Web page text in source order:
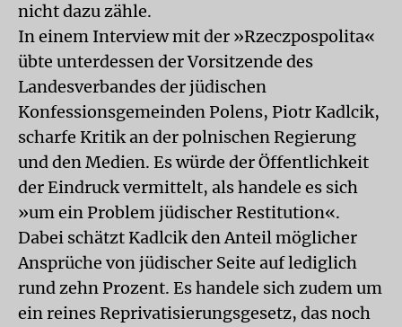
nicht dazu zähle.
In einem Interview mit der »Rzeczpospolita«
übte unterdessen der Vorsitzende des
Landesverbandes der jüdischen
Konfessionsgemeinden Polens, Piotr Kadlcik,
scharfe Kritik an der polnischen Regierung
und den Medien. Es würde der Öffentlichkeit
der Eindruck vermittelt, als handele es sich
»um ein Problem jüdischer Restitution«.
Dabei schätzt Kadlcik den Anteil möglicher
Ansprüche von jüdischer Seite auf lediglich
rund zehn Prozent. Es handele sich zudem um
ein reines Reprivatisierungsgesetz, das noch